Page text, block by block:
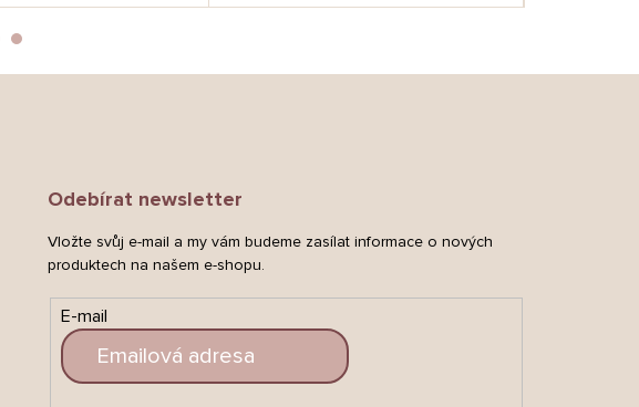
Odebírat newsletter
Vložte svůj e-mail a my vám budeme zasílat informace o nových
produktech na našem e-shopu.
E-mail